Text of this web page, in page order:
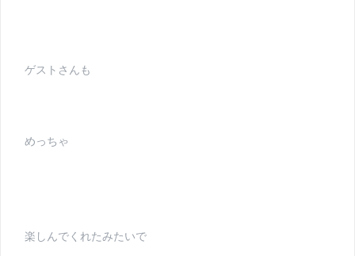
ゲストさんも
めっちゃ
楽しんでくれたみたいで